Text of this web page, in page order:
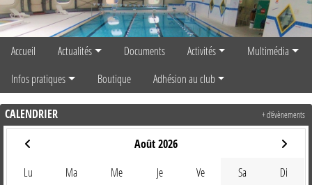
Accueil Actualités Documents Activités
Multimédia
Infos pratiques
Boutique Adhésion au club
CALENDRIER
Août 2026
Lu Ma Me Je Ve Sa Di
+ d'évènements